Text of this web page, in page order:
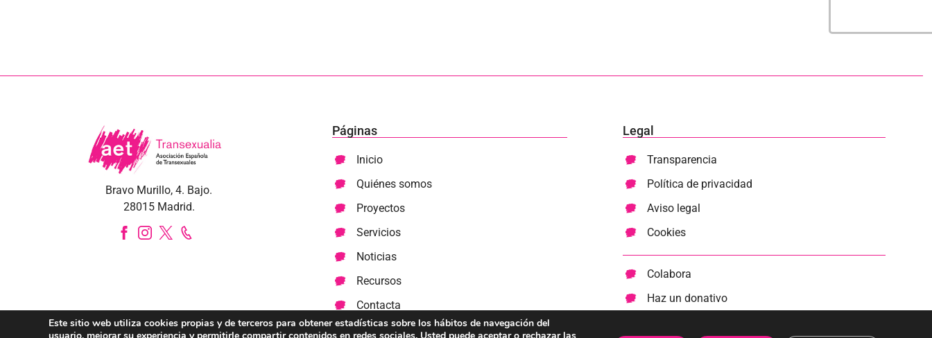
Bravo Murillo, 4. Bajo.
28015 Madrid.
Páginas
Inicio
Quiénes somos
Proyectos
Servicios
Noticias
Recursos
Contacta
Legal
Transparencia
Política de privacidad
Aviso legal
Cookies
Colabora
Haz un donativo
Este sitio web utiliza cookies propias y de terceros para obtener estadísticas sobre los hábitos de navegación del